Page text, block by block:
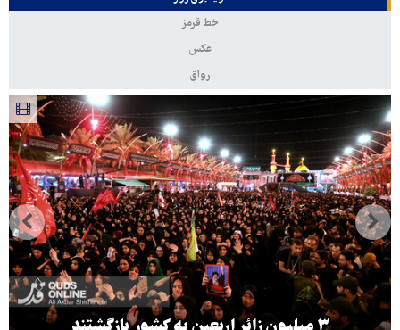
خط قرمز
عکس
رواق